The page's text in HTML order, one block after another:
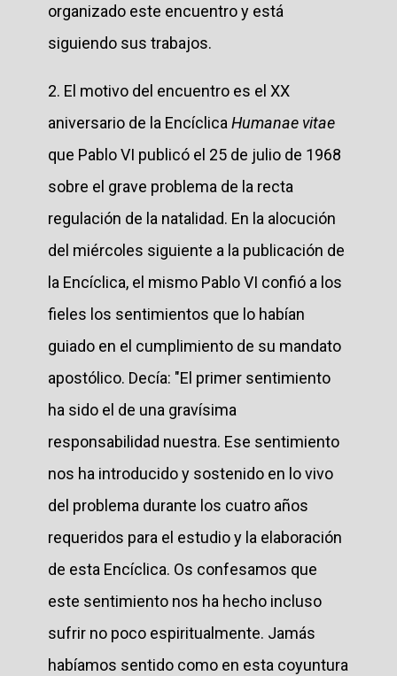
organizado este encuentro y está
siguiendo sus trabajos.
2. El motivo del encuentro es el XX
aniversario de la Encíclica Humanae vitae
que Pablo VI publicó el 25 de julio de 1968
sobre el grave problema de la recta
regulación de la natalidad. En la alocución
del miércoles siguiente a la publicación de
la Encíclica, el mismo Pablo VI confió a los
fieles los sentimientos que lo habían
guiado en el cumplimiento de su mandato
apostólico. Decía: "El primer sentimiento
ha sido el de una gravísima
responsabilidad nuestra. Ese sentimiento
nos ha introducido y sostenido en lo vivo
del problema durante los cuatro años
requeridos para el estudio y la elaboración
de esta Encíclica. Os confesamos que
este sentimiento nos ha hecho incluso
sufrir no poco espiritualmente. Jamás
habíamos sentido como en esta coyuntura